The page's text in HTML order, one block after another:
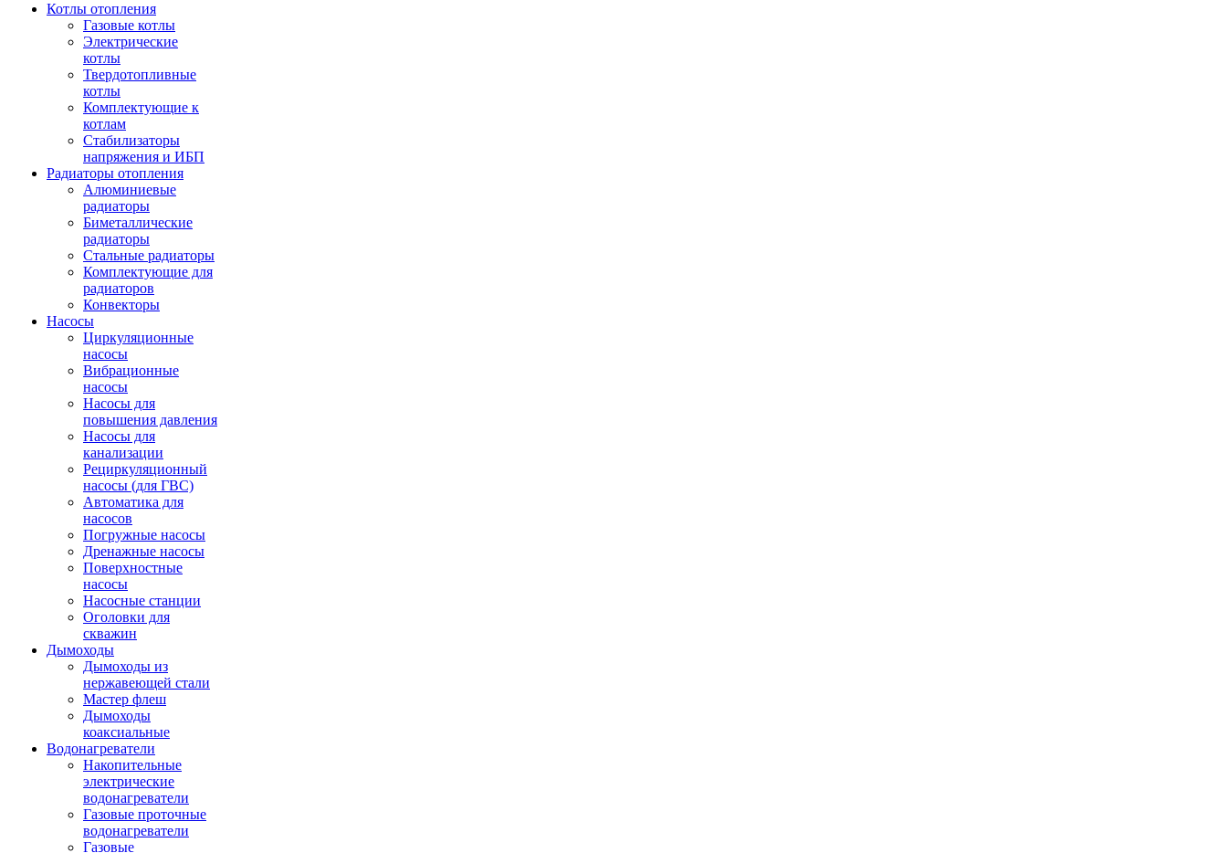
Котлы отопления
Газовые котлы
Электрические
котлы
Твердотопливные
котлы
Комплектующие к
котлам
Стабилизаторы
напряжения и ИБП
Радиаторы отопления
Алюминиевые
радиаторы
Биметаллические
радиаторы
Стальные радиаторы
Комплектующие для
радиаторов
Конвекторы
Насосы
Циркуляционные
насосы
Вибрационные
насосы
Насосы для
повышения давления
Насосы для
канализации
Рециркуляционный
насосы (для ГВС)
Автоматика для
насосов
Погружные насосы
Дренажные насосы
Поверхностные
насосы
Насосные станции
Оголовки для
скважин
Дымоходы
Дымоходы из
нержавеющей стали
Мастер флеш
Дымоходы
коаксиальные
Водонагреватели
Накопительные
электрические
водонагреватели
Газовые проточные
водонагреватели
Газовые